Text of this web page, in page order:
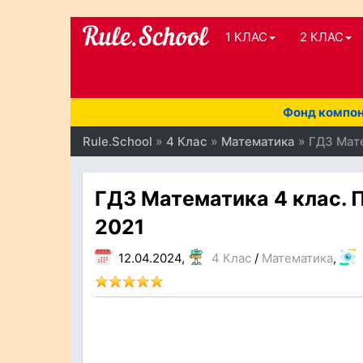
1 КЛАС 2 КЛАС
Фонд
Rule.School » 4 Клас » Математика » ГДЗ
ГДЗ Математика 4 клас.
2021
12.04.2024, 4 Клас / Математика,